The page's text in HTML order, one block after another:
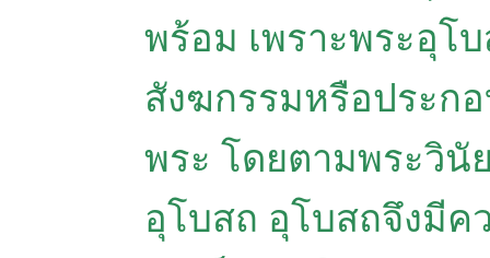
พร้อม เพราะพระอุโ
สังฆกรรมหรือประก
พระ โดยตามพระวินั
อุโบสถ อุโบสถจึงมี